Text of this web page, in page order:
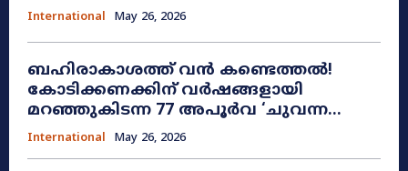
International May 26, 2026
ബഹിരാകാശത്ത് വൻ കണ്ടെത്തൽ!
കോടിക്കണക്കിന് വർഷങ്ങളായി
മറഞ്ഞുകിടന്ന 77 അപൂർവ ‘ചുവന്ന...
International May 26, 2026